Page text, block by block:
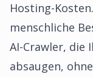
Hosting-
menschliche
AI-Crawler, die
absaugen,